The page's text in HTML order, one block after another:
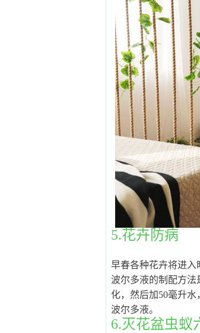
5.花卉防病
早春各种花卉将进
波尔多液的制配方法
化，然后加50毫升
波尔多液。
6.灭花盆虫蚁